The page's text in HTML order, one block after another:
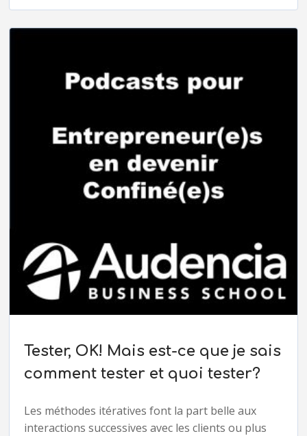
Tester, OK! Mais est-ce que je sais
comment tester et quoi tester?
Les méthodes itératives font la part belle aux
interactions successives avec les clients ou plus